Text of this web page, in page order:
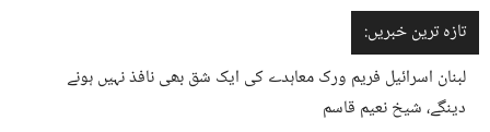
تازہ ترین خبریں:
لبنان اسرائیل فریم ورک معاہدے کی ایک شق بھی نافذ نہیں ہونے
دینگے، شیخ نعیم قاسم